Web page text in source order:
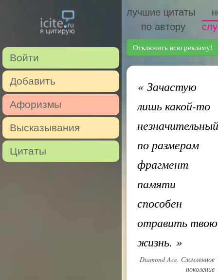
Войти
Добавить
Афоризмы
Высказывания
Цитаты
лучшие цитаты
по автору
Отключить всю рекламу!
«Зачастую
лишь какой-то
незначительный
по размерам
фрагмент
памяти
способен
отравить твою
жизнь. »
Diamond Ace. Сломленное
поколение